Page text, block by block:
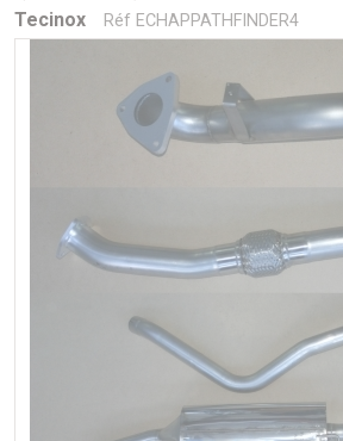
Tecinox Réf ECHAPPATHFINDER4